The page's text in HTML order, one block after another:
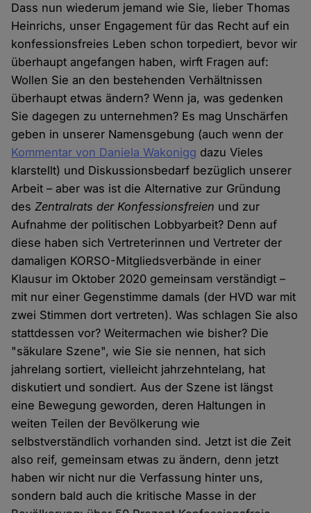
Dass nun wiederum jemand wie Sie, lieber Thomas
Heinrichs, unser Engagement für das Recht auf ein
konfessionsfreies Leben schon torpediert, bevor wir
überhaupt angefangen haben, wirft Fragen auf:
Wollen Sie an den bestehenden Verhältnissen
überhaupt etwas ändern? Wenn ja, was gedenken
Sie dagegen zu unternehmen? Es mag Unschärfen
geben in unserer Namensgebung (auch wenn der
Kommentar von Daniela Wakonigg dazu Vieles
klarstellt) und Diskussionsbedarf bezüglich unserer
Arbeit – aber was ist die Alternative zur Gründung
desZentralrats der Konfessionsfreien und zur
Aufnahme der politischen Lobbyarbeit? Denn auf
diese haben sich Vertreterinnen und Vertreter der
damaligen KORSO-Mitgliedsverbände in einer
Klausur im Oktober 2020 gemeinsam verständigt –
mit nur einer Gegenstimme damals (der HVD war mit
zwei Stimmen dort vertreten). Was schlagen Sie also
stattdessen vor? Weitermachen wie bisher? Die
"säkulare Szene", wie Sie sie nennen, hat sich
jahrelang sortiert, vielleicht jahrzehntelang, hat
diskutiert und sondiert. Aus der Szene ist längst
eine Bewegung geworden, deren Haltungen in
weiten Teilen der Bevölkerung wie
selbstverständlich vorhanden sind. Jetzt ist die Zeit
also reif, gemeinsam etwas zu ändern, denn jetzt
haben wir nicht nur die Verfassung hinter uns,
sondern bald auch die kritische Masse in der